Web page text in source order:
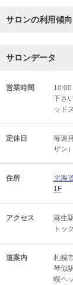
サロンの利用傾向
サロンデータ
営業時間
下さ
ッド
定休日
毎週
ザン）
住所
北海
1F
アクセス
麻生
トッ
道案内
札幌
琴似
幌ヘ